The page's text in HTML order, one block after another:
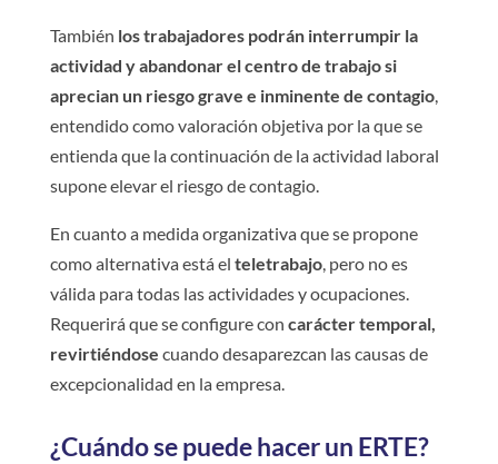
También los trabajadores podrán interrumpir la
actividad y abandonar el centro de trabajo si
aprecian un riesgo grave e inminente de contagio,
entendido como valoración objetiva por la que se
entienda que la continuación de la actividad laboral
supone elevar el riesgo de contagio.
En cuanto a medida organizativa que se propone
como alternativa está el teletrabajo, pero no es
válida para todas las actividades y ocupaciones.
Requerirá que se configure con carácter temporal,
revirtiéndose cuando desaparezcan las causas de
excepcionalidad en la empresa.
¿Cuándo se puede hacer un ERTE?